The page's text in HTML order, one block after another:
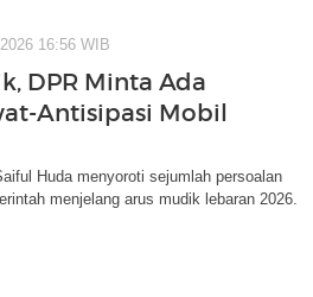
16:56 WIB
DPR Minta Ada
Antisipasi Mobil
Huda menyoroti sejumlah persoalan
menjelang arus mudik lebaran 2026.